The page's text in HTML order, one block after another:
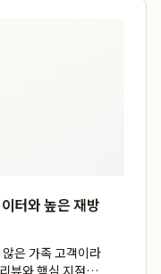
터와 높은 재방
은 가족 고객이라
뷰와 핵심 지점